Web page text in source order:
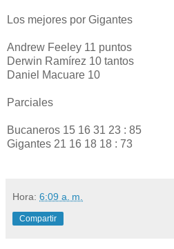
Los mejores por Gigantes
Andrew Feeley 11 puntos
Derwin Ramírez 10 tantos
Daniel Macuare 10
Parciales
Bucaneros 15 16 31 23 : 85
Gigantes 21 16 18 18 : 73
Hora: 6:09 a. m.
Compartir